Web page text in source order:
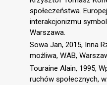
społeczeństwa.
interakcjonizmu
Warszawa.
Sowa Jan, 2015, Inna
możliwa, WAB,
Touraine Alain, 1995,
ruchów społecznych,